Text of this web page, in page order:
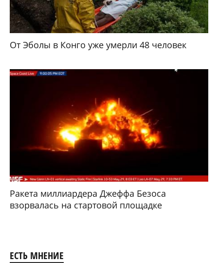
От Эболы в Конго уже умерли 48 человек
Ракета миллиардера Джеффа Безоса
взорвалась на стартовой площадке
ЕСТЬ МНЕНИЕ